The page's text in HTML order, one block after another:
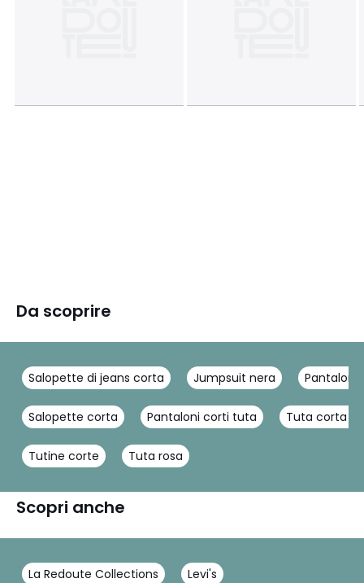
Da scoprire
Salopette di jeans corta Jumpsuit nera Pantaloni
Salopette corta Pantaloni corti tuta Tuta corta
Tutine corte Tuta rosa
Scopri anche
La Redoute Collections Levi's